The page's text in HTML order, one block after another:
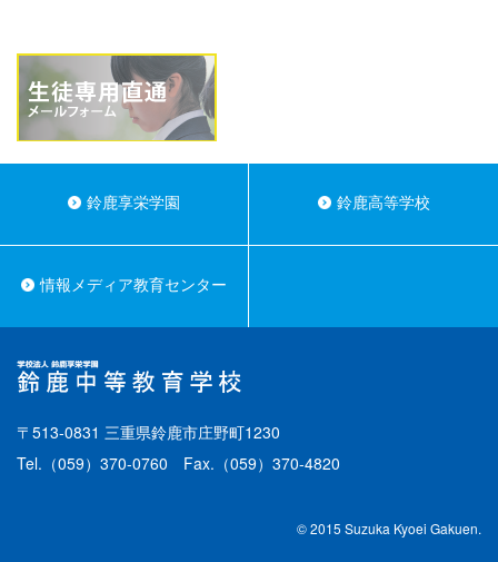
鈴鹿享栄学園 鈴鹿高等学校
情報メディア教育センター
〒513-0831 三重県鈴鹿市庄野町1230
Tel. （059）370-0760 Fax.（059）370-4820
© 2015 Suzuka Kyoei Gakuen.